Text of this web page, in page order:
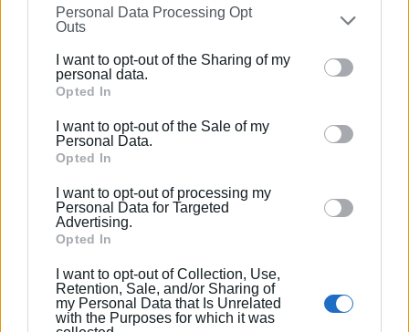
on theIAB’s List of Downstream Participants
that may
further disclose it to other third parties.
Please note that this website/app uses one or more
Google services and may gather and store information
behaviour. You may click to grant or deny consent to
Google and its third-party tags to use your data for
section.
Personal Data Processing Opt
Outs
I want to opt-out of the Sharing of my
personal data.
Opted In
I want to opt-out of the Sale of my
Personal Data.
Opted In
I want to opt-out of processing my
Personal Data for Targeted
Advertising.
Opted In
I want to opt-out of Collection, Use,
Retention, Sale, and/or Sharing of
my Personal Data that Is Unrelated
with the Purposes for which it was
Ερωτάστε κ. Υπουργέ
Ποιες ήταν οι ακριβείς ενέργειες του ΕΟΔΥ και του
Υπουργείου Υγείας, από την αρχική καταγραφή
περιστατικού έως και σήμερα; Είναι ακριβές ότι
σημειώθηκε τόσο μεγάλη χρονική υστέρηση στην
ενεργοποίηση του πρωτοκόλλου που προβλέπεται από
τις υγειονομικές διατάξεις κι αν ναι, γιατί;
- Ποιες είναι οι ενέργειες στις οποίες θα προβείτε για
την αποκατάσταση του κλίματος ασφάλειας στους
πολίτες της Κέρκυρας και την θωράκιση της δημόσιας
υγείας;
Ο Ερωτών Βουλευτής